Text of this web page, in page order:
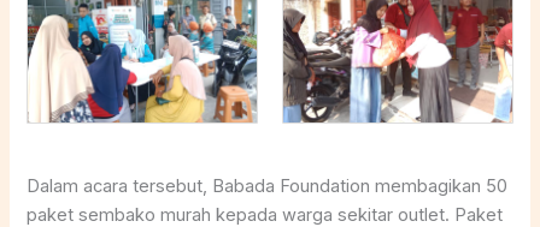
Dalam acara tersebut, Babada Foundation membagikan 50
paket sembako murah kepada warga sekitar outlet. Paket